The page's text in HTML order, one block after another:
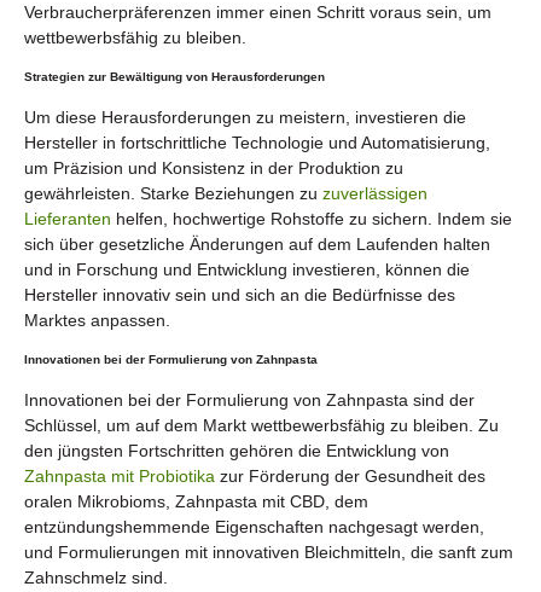
Verbraucherpräferenzen immer einen Schritt voraus sein, um
wettbewerbsfähig zu bleiben.
Strategien zur Bewältigung von Herausforderungen
Um diese Herausforderungen zu meistern, investieren die
Hersteller in fortschrittliche Technologie und Automatisierung,
um Präzision und Konsistenz in der Produktion zu
gewährleisten. Starke Beziehungen zu zuverlässigen
Lieferanten helfen, hochwertige Rohstoffe zu sichern. Indem sie
sich über gesetzliche Änderungen auf dem Laufenden halten
und in Forschung und Entwicklung investieren, können die
Hersteller innovativ sein und sich an die Bedürfnisse des
Marktes anpassen.
Innovationen bei der Formulierung von Zahnpasta
Innovationen bei der Formulierung von Zahnpasta sind der
Schlüssel, um auf dem Markt wettbewerbsfähig zu bleiben. Zu
den jüngsten Fortschritten gehören die Entwicklung von
Zahnpasta mit Probiotika zur Förderung der Gesundheit des
oralen Mikrobioms, Zahnpasta mit CBD, dem
entzündungshemmende Eigenschaften nachgesagt werden,
und Formulierungen mit innovativen Bleichmitteln, die sanft zum
Zahnschmelz sind.